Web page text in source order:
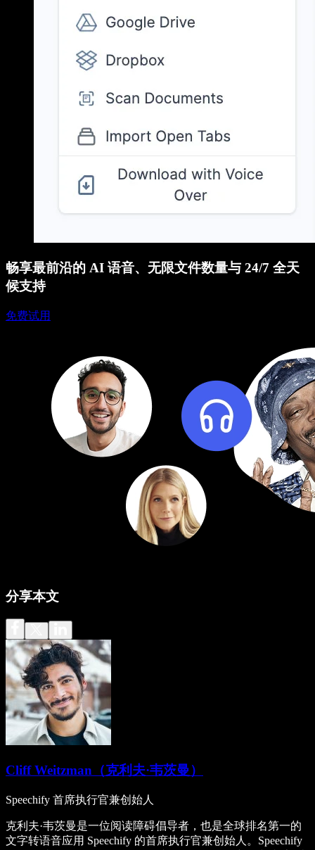
畅享最前沿的 AI 语音、无限文件数量与 24/7 全天
候支持
免费试用
分享本文
Cliff Weitzman（克利夫·韦茨曼）
Speechify 首席执行官兼创始人
克利夫·韦茨曼是一位阅读障碍倡导者，也是全球排名第一的
文字转语音应用 Speechify 的首席执行官兼创始人。Speechify